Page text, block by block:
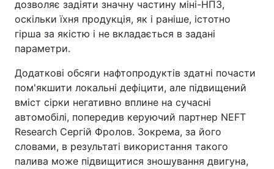
дозволяє задіяти значну частину міні-НПЗ,
оскільки їхня продукція, як і раніше, істотно
гірша за якістю і не вкладається в задані
параметри.
Додаткові обсяги нафтопродуктів здатні почасти
пом'якшити локальні дефіцити, але підвищений
вміст сірки негативно вплине на сучасні
автомобілі, попередив керуючий партнер NEFT
Research Сергій Фролов. Зокрема, за його
словами, в результаті використання такого
палива може підвищитися зношування двигуна,